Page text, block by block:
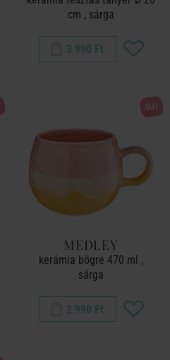
cm , sárga
3 990 Ft
ÚJ!
MEDLEY
kerámia bögre 470 ml ,
sárga
2 990 Ft